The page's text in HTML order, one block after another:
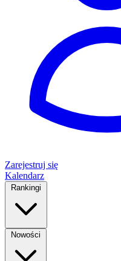
Zarejestruj się
Kalendarz
Rankingi
Nowości